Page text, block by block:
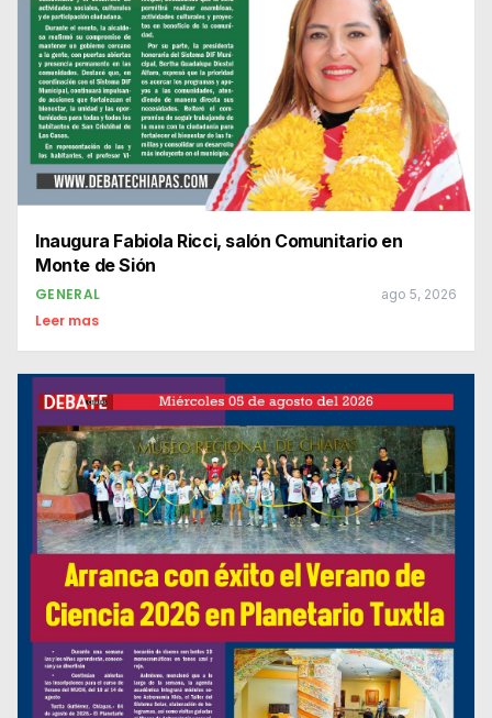
Inaugura Fabiola Ricci, salón Comunitario en
Monte de Sión
GENERAL ago 5, 2026
Leer mas